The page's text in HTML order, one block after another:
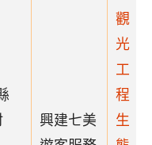
興建七美
觀
光
工
程
生